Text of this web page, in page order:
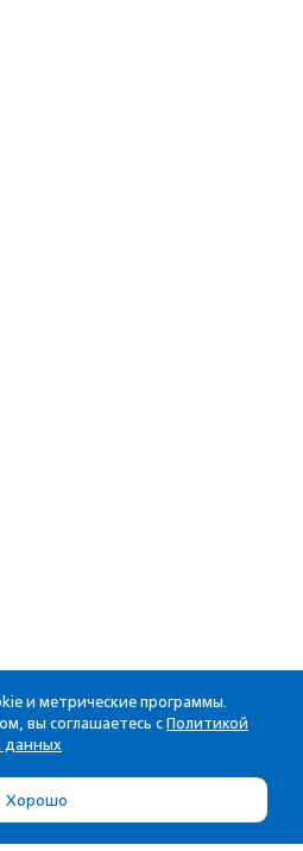
и метрические программы.
вы соглашаетесь с Политикой
данных
Хорошо